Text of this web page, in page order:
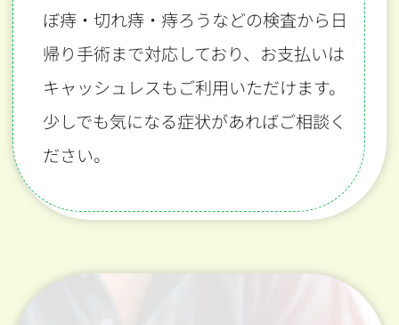
ぼ痔・切れ痔・痔ろうなどの検査から日
帰り手術まで対応しており、お支払いは
キャッシュレスもご利用いただけます。
少しでも気になる症状があればご相談く
ださい。